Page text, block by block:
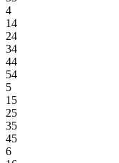
4
14
24
34
44
54
5
15
25
35
45
6